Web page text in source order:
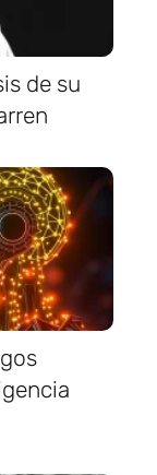
de su